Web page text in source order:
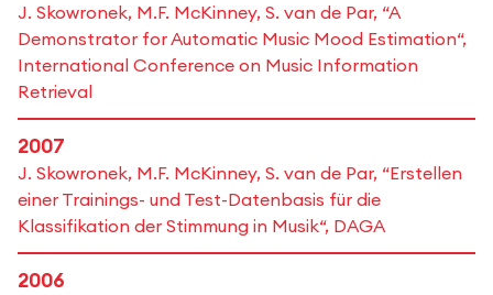
J. Skowronek, M.F. McKinney, S. van de Par, “A
Demonstrator for Automatic Music Mood Estimation“,
International Conference on Music Information
Retrieval
2007
J. Skowronek, M.F. McKinney, S. van de Par, “Erstellen
einer Trainings- und Test-Datenbasis für die
Klassifikation der Stimmung in Musik“, DAGA
2006